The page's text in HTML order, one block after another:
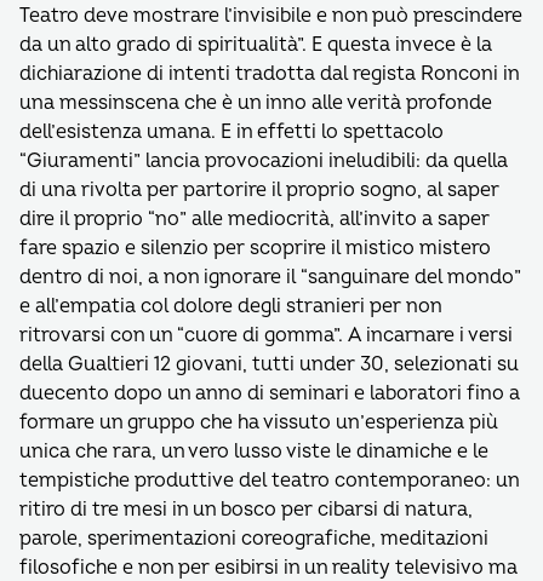
Teatro deve mostrare l’invisibile e non può prescindere
da un alto grado di spiritualità”. E questa invece è la
dichiarazione di intenti tradotta dal regista Ronconi in
una messinscena che è un inno alle verità profonde
dell’esistenza umana. E in effetti lo spettacolo
“Giuramenti” lancia provocazioni ineludibili: da quella
di una rivolta per partorire il proprio sogno, al saper
dire il proprio “no” alle mediocrità, all’invito a saper
fare spazio e silenzio per scoprire il mistico mistero
dentro di noi, a non ignorare il “sanguinare del mondo”
e all’empatia col dolore degli stranieri per non
ritrovarsi con un “cuore di gomma”. A incarnare i versi
della Gualtieri 12 giovani, tutti under 30, selezionati su
duecento dopo un anno di seminari e laboratori fino a
formare un gruppo che ha vissuto un’esperienza più
unica che rara, un vero lusso viste le dinamiche e le
tempistiche produttive del teatro contemporaneo: un
ritiro di tre mesi in un bosco per cibarsi di natura,
parole, sperimentazioni coreografiche, meditazioni
filosofiche e non per esibirsi in un reality televisivo ma